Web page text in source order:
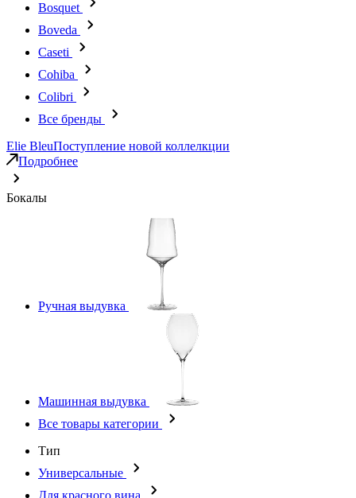
Bosquet
Boveda
Caseti
Cohiba
Colibri
Все бренды
Elie BleuПоступление новой коллелкции
Подробнее
Бокалы
Ручная выдувка
Машинная выдувка
Все товары категории
Тип
Универсальные
Для красного вина